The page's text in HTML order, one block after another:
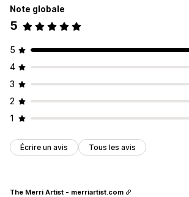
Note globale
5
5
4
3
2
1
Écrire un avis Tous les avis
The Merri Artist - merriartist.com